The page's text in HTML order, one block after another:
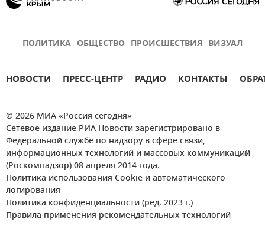
ПОЛИТИКА ОБЩЕСТВО ПРОИСШЕСТВИЯ ВИЗУАЛ
НОВОСТИ ПРЕСС-ЦЕНТР РАДИО КОНТАКТЫ
© 2026 МИА «Россия сегодня»
Сетевое издание РИА Новости зарегистрировано в
Федеральной службе по надзору в сфере связи,
информационных технологий и массовых коммуникаций
(Роскомнадзор) 08 апреля 2014 года.
Политика использования Cookie и автоматического
логирования
Политика конфиденциальности (ред. 2023 г.)
Правила применения рекомендательных технологий